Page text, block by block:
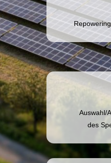
Auswahl/
des